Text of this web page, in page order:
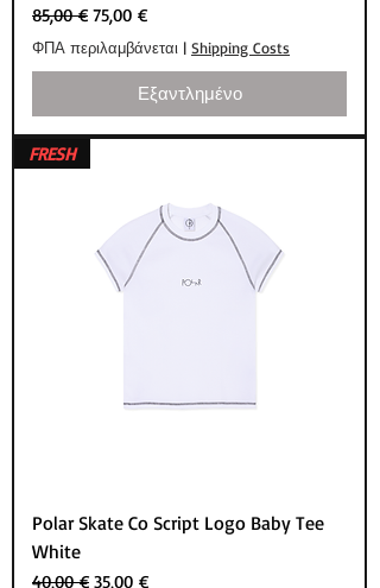
Κανονική τιμή
85,00 € Τιμή Έκπτωσης
75,00 €
ΦΠΑ περιλαμβάνεται | Shipping Costs
Εξαντλημένο
FRESH
Polar Skate Co Script Logo Baby Tee
White
Κανονική τιμή
40,00 € Τιμή Έκπτωσης
35,00 €